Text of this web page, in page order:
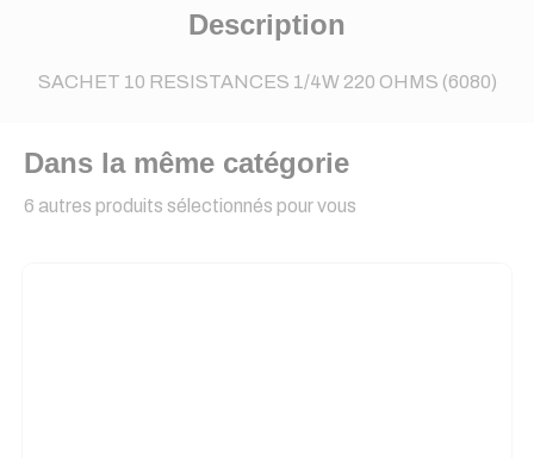
Description
SACHET 10 RESISTANCES 1/4W 220 OHMS (6080)
Dans la même catégorie
6 autres produits sélectionnés pour vous